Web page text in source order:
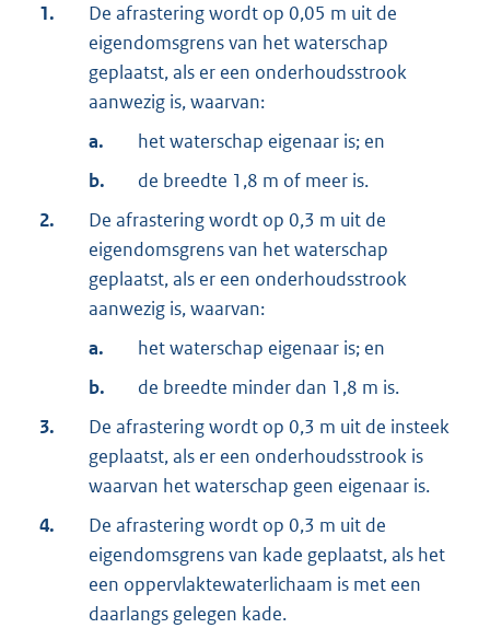
1.
De afrastering wordt op 0,05 m uit de
eigendomsgrens van het waterschap
geplaatst, als er een onderhoudsstrook
aanwezig is, waarvan:
a.
het waterschap eigenaar is; en
b.
de breedte 1,8 m of meer is.
2.
De afrastering wordt op 0,3 m uit de
eigendomsgrens van het waterschap
geplaatst, als er een onderhoudsstrook
aanwezig is, waarvan:
a.
het waterschap eigenaar is; en
b.
de breedte minder dan 1,8 m is.
3.
De afrastering wordt op 0,3 m uit de insteek
geplaatst, als er een onderhoudsstrook is
waarvan het waterschap geen eigenaar is.
4.
De afrastering wordt op 0,3 m uit de
eigendomsgrens van kade geplaatst, als het
een oppervlaktewaterlichaam is met een
daarlangs gelegen kade.